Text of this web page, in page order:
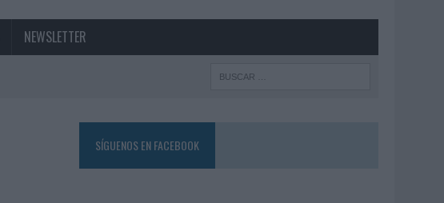
NEWSLETTER
SÍGUENOS EN FACEBOOK